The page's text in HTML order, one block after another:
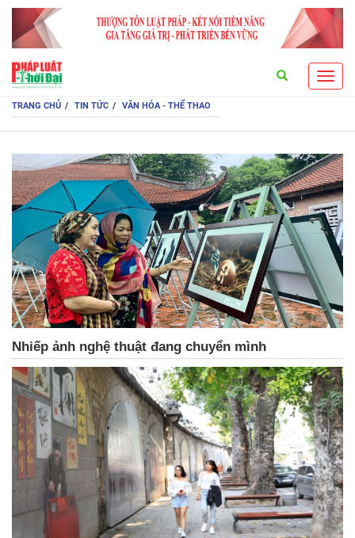
TRANG CHỦ TIN TỨC VĂN HÓA - THỂ THAO
Nhiếp ảnh nghệ thuật đang chuyển mình